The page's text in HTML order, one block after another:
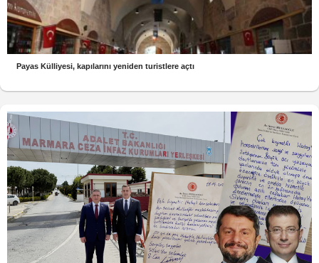
Payas Külliyesi, kapılarını yeniden turistlere açtı